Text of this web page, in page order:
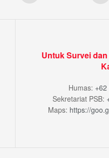
Untuk Survei
Humas:
Sekretariat PSB:
Maps: https://